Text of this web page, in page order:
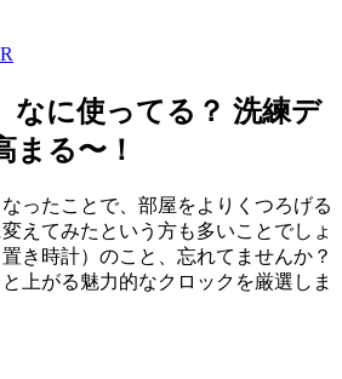
なに使ってる？ 洗練デ
まる〜！
ったことで、部屋をよりくつろげる
えてみたという方も多いことでしょ
き時計）のこと、忘れてませんか？
上がる魅力的なクロックを厳選しま